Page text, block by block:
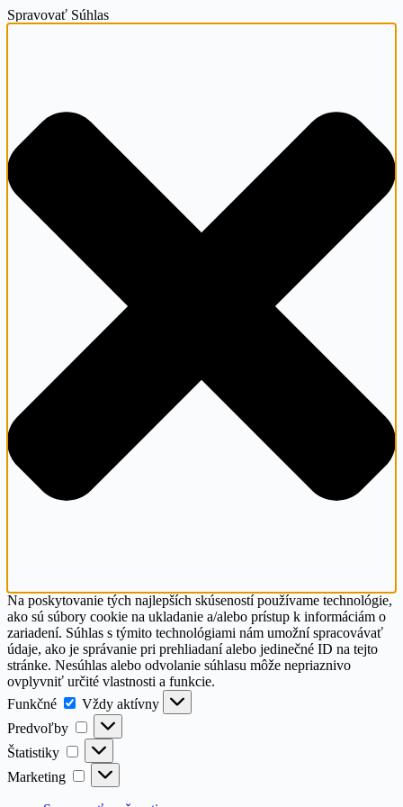
Spravovať Súhlas
Na poskytovanie tých najlepších skúseností používame technológie,
ako sú súbory cookie na ukladanie a/alebo prístup k informáciám o
zariadení. Súhlas s týmito technológiami nám umožní spracovávať
údaje, ako je správanie pri prehliadaní alebo jedinečné ID na tejto
stránke. Nesúhlas alebo odvolanie súhlasu môže nepriaznivo
ovplyvniť určité vlastnosti a funkcie.
Funkčné
Funkčné
Vždy aktívny
Predvoľby
Predvoľby
Štatistiky Štatistiky
Marketing Marketing